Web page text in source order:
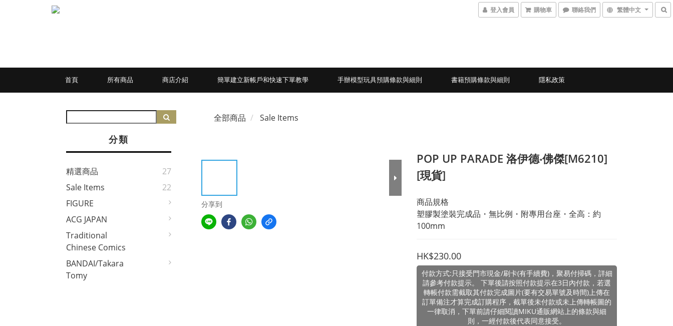
登入會員 購物車 聯絡我們 繁體中文
首頁 所有商品 商店介紹 簡單建立新帳戶和快速下單教學 手辦模型玩具預購條款與細則 書籍預購條款與細則 隱私政策
分類
精選商品
27
Sale Items
22
FIGURE
ACG JAPAN
Traditional
Chinese Comics
BANDAI/Takara
Tomy
全部商品 Sale Items
分享到
POP UP PARADE 洛伊德‧佛傑[M6210]
[現貨]
商品規格
塑膠製塗裝完成品・無比例・附專用台座・全高：約
100mm
HK$230.00
付款方式:只接受門市現金/刷卡(有手續費)，聚易付掃碼，詳細
請參考付款提示。 下單後請按照付款提示在3日內付款，若選
轉帳付款需截取其付款完成圖片(要有交易單號及時間)上傳在
訂單備注才算完成訂購程序，截單後未付款或未上傳轉帳圖的
一律取消，下單前請仔細閱讀MIKU通販網站上的條款與細
則，一經付款後代表同意接受。